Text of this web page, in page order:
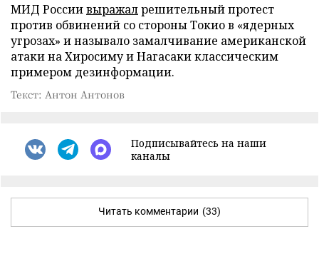
МИД Россиивыражалрешительный протест
против обвинений со стороны Токио в «ядерных
угрозах» и называло замалчивание американской
атаки на Хиросиму и Нагасаки классическим
примером дезинформации.
Текст: Антон Антонов
Подписывайтесь на наши
каналы
Читать комментарии (33)